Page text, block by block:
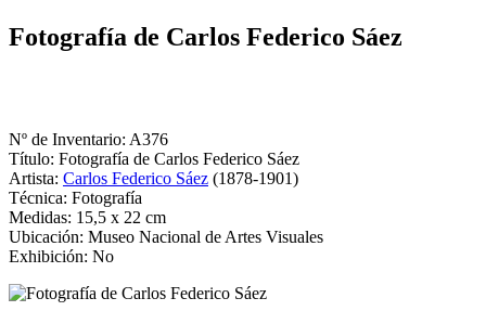
Fotografía de Carlos Federico Sáez
Nº de Inventario: A376
Título: Fotografía de Carlos Federico Sáez
Artista: Carlos Federico Sáez (1878-1901)
Técnica: Fotografía
Medidas: 15,5 x 22 cm
Ubicación: Museo Nacional de Artes Visuales
Exhibición: No